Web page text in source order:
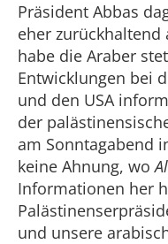
Präsident Abbas
eher
habe die Araber
Entwicklungen bei
und den USA
der
am Sonntagabend
keine Ahnung, wo
Informationen her
und unsere